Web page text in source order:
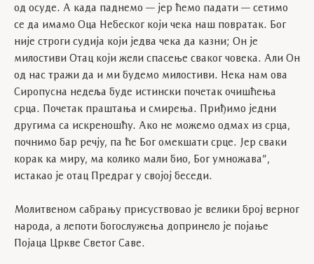
од осуде. А када паднемо — јер ћемо падати — сетимо
се да имамо Оца Небеског који чека наш повратак. Бог
није строги судија који једва чека да казни; Он је
милостиви Отац који жели спасење сваког човека. Али Он
од нас тражи да и ми будемо милостиви. Нека нам ова
Сиропусна недеља буде истински почетак очишћења
срца. Почетак праштања и смирења. Приђимо једни
другима са искреношћу. Ако не можемо одмах из срца,
почнимо бар речју, па ће Бог омекшати срце. Јер сваки
корак ка миру, ма колико мали био, Бог умножава”,
истакао је отац Предраг у својој беседи.
Молитвеном сабрању присуствовао је велики број верног
народа, а лепоти богослужења допринело је појање
Појаца Цркве Светог Саве.